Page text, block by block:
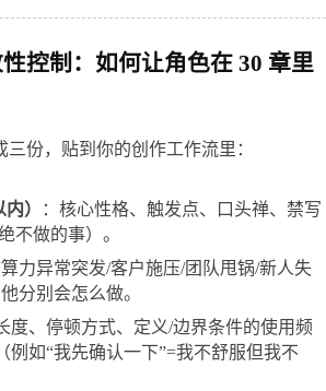
控制：如何让角色在 30 章里
三份，贴到你的创作工作流里：
）
：核心性格、触发点、口头禅、禁写
不做的事）。
算力异常突发/客户施压/团队甩锅/新人失
分别会怎么做。
度、停顿方式、定义/边界条件的使用频
例如“我先确认一下”=我不舒服但我不